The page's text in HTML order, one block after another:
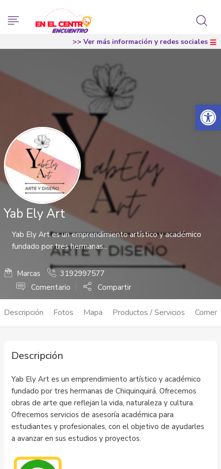
Abrir
>> Ver más información y redes sociales
Yab Ely Art
Yab Ely Art es un emprendimiento artístico y académico
fundado por tres hermanas...
Marcas
3192997577
Comentario
Compartir
Descripción Fotos Mapa Productos / Servicios
Descripción
Yab Ely Art es un emprendimiento artístico y académico
fundado por tres hermanas de Chiquinquirá. Ofrecemos
obras de arte que reflejan la vida, naturaleza y cultura.
Ofrecemos servicios de asesoría académica para
estudiantes y profesionales, con el objetivo de ayudarles
a avanzar en sus estudios y proyectos.